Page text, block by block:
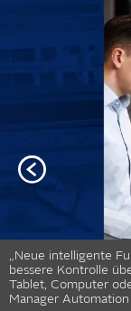
„Neue intelligente
bessere Kontrolle
Tablet, Computer
Manager Automation